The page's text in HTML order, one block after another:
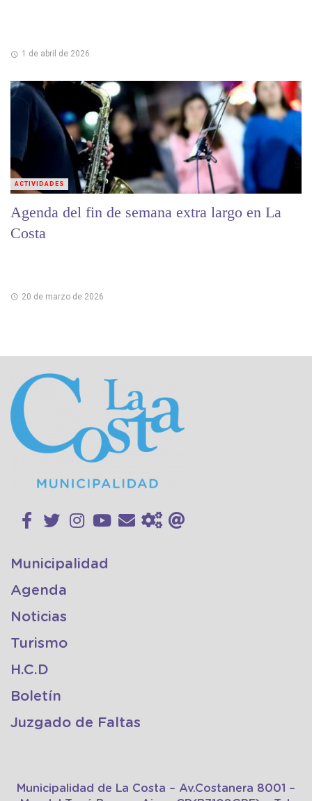
1 de abril de 2026
Agenda del fin de semana extra largo en La
Costa
20 de marzo de 2026
ACTIVIDADES
Municipalidad
Agenda
Noticias
Turismo
H.C.D
Boletín
Juzgado de Faltas
Municipalidad de La Costa – Av.Costanera 8001 –